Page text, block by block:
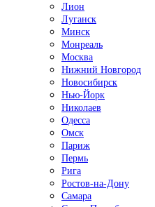
Лион
Луганск
Минск
Монреаль
Москва
Нижний Новгород
Новосибирск
Нью-Йорк
Николаев
Одесса
Омск
Париж
Пермь
Рига
Ростов-на-Дону
Самара